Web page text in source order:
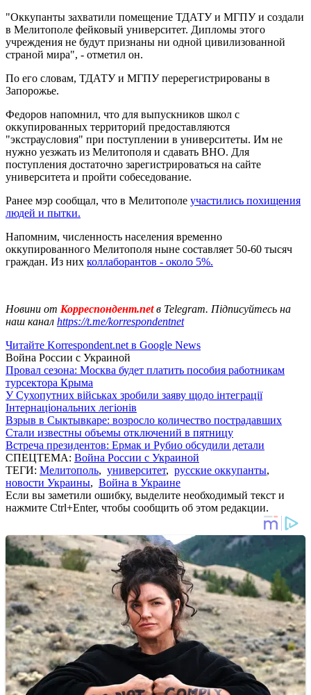
"Оккупанты захватили помещение ТДАТУ и МГПУ и создали
в Мелитополе фейковый университет. Дипломы этого
учреждения не будут признаны ни одной цивилизованной
страной мира", - отметил он.
По его словам, ТДАТУ и МГПУ перерегистрированы в
Запорожье.
Федоров напомнил, что для выпускников школ с
оккупированных территорий предоставляются
"экстраусловия" при поступлении в университеты. Им не
нужно уезжать из Мелитополя и сдавать ВНО. Для
поступления достаточно зарегистрироваться на сайте
университета и пройти собеседование.
Ранее мэр сообщал, что в Мелитополе участились похищения
людей и пытки.
Напомним, численность населения временно
оккупированного Мелитополя ныне составляет 50-60 тысяч
граждан. Из них коллаборантов - около 5%.
Новини от Корреспондент.netв Telegram. Підписуйтесь на
наш канал https://t.me/korrespondentnet
Читайте Korrespondent.net в Google News
Война России с Украиной
Провал сезона: Москва будет платить пособия работникам
турсектора Крыма
У Сухопутних військах зробили заяву щодо інтеграції
Інтернаціональних легіонів
Взрыв в Сыктывкаре: возросло количество пострадавших
Стали известны объемы отключений в пятницу
Встреча президентов: Ермак и Рубио обсудили детали
СПЕЦТЕМА: Война России с Украиной
ТЕГИ: Мелитополь, университет, русские оккупанты,
новости Украины, Война в Украине
Если вы заметили ошибку, выделите необходимый текст и
нажмите Ctrl+Enter, чтобы сообщить об этом редакции.